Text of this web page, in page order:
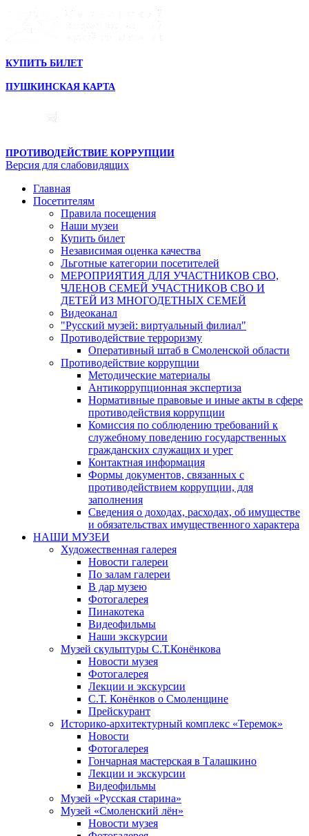
КУПИТЬ БИЛЕТ
ПУШКИНСКАЯ КАРТА
ПРОТИВОДЕЙСТВИЕ КОРРУПЦИИ
Версия для слабовидящих
Главная
Посетителям
Правила посещения
Наши музеи
Купить билет
Независимая оценка качества
Льготные категории посетителей
МЕРОПРИЯТИЯ ДЛЯ УЧАСТНИКОВ СВО,
ЧЛЕНОВ СЕМЕЙ УЧАСТНИКОВ СВО И
ДЕТЕЙ ИЗ МНОГОДЕТНЫХ СЕМЕЙ
Видеоканал
"Русский музей: виртуальный филиал"
Противодействие терроризму
Оперативный штаб в Смоленской области
Противодействие коррупции
Методические материалы
Антикоррупционная экспертиза
Нормативные правовые и иные акты в сфере
противодействия коррупции
Комиссия по соблюдению требований к
служебному поведению государственных
гражданских служащих и урег
Контактная информация
Формы документов, связанных с
противодействием коррупции, для
заполнения
Сведения о доходах, расходах, об имуществе
и обязательствах имущественного характера
НАШИ МУЗЕИ
Художественная галерея
Новости галереи
По залам галереи
В дар музею
Фотогалерея
Пинакотека
Видеофильмы
Наши экскурсии
Музей скульптуры С.Т.Конёнкова
Новости музея
Фотогалерея
Лекции и экскурсии
С.Т. Конёнков о Смоленщине
Прейскурант
Историко-архитектурный комплекс «Теремок»
Новости
Фотогалерея
Гончарная мастерская в Талашкино
Лекции и экскурсии
Видеофильмы
Музей «Русская старина»
Музей «Смоленский лён»
Новости музея